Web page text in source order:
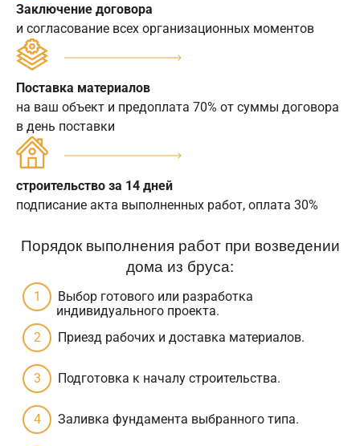
Заключение договора
и согласование всех организационных моментов
Поставка материалов
на ваш объект и предоплата 70% от суммы договора
в день поставки
строительство за 14 дней
подписание акта выполненных работ, оплата 30%
Порядок выполнения работ при возведении
дома из бруса:
Выбор готового или разработка
индивидуального проекта.
Приезд рабочих и доставка материалов.
Подготовка к началу строительства.
Заливка фундамента выбранного типа.